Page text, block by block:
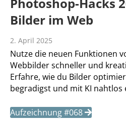
Bilder im Web
2. April 2025
Nutze die neuen Funktionen
Webbilder schneller und
Erfahre, wie du Bilder
begradigst und mit KI nahtlos
Aufzeichnung #068